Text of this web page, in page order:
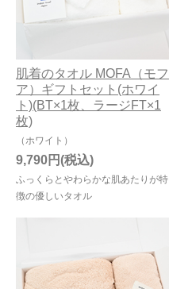
肌着のタオル MOFA（モフ
ア）ギフトセット(ホワイ
ト)(BT×1枚、ラージFT×1
枚)
（ホワイト）
ふっくらとやわらかな肌あたりが特
徴の優しいタオル
9,790円